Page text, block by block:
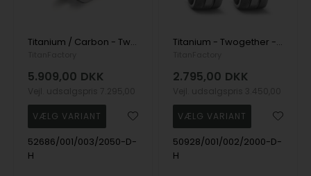
Titanium / Carbon - Twogether - Vielsesringe med i alt 0,03 ct diamant
5.909,00 DKK
52686/001/003/2050-D-
H
Titanium - Twogether - Vielsesringe med 1 x 0,02 ct diamant
2.795,00 DKK
50928/001/002/2000-D-
H